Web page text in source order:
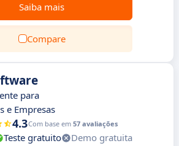
Saiba mais
Compare
para
e Empresas
4.3Com base em 57 avaliações
Teste gratuito
Demo gratuita